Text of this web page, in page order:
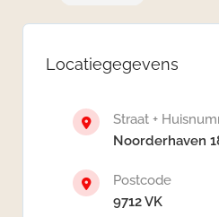
Locatiegegevens
Straat +
Noorderhaven
Postcode
9712 VK